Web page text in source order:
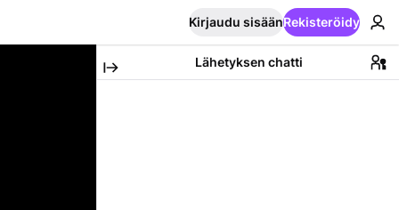
Kirjaudu sisäänRekisteröidy
Lähetyksen chatti